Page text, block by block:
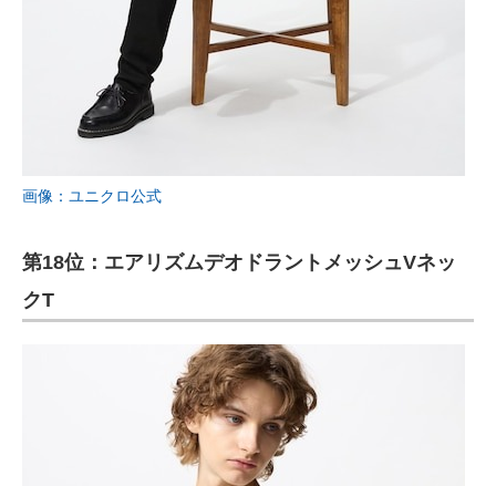
画像：ユニクロ公式
第18位：エアリズムデオドラントメッシュVネッ
クT